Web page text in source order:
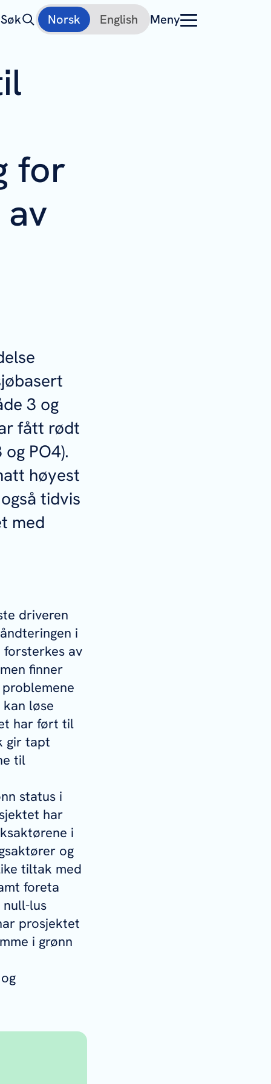
Søk Norsk English Meny
for
3 og
fått rødt
PO4).
høyest
tidvis
med
driveren
i
forsterkes av
finner
løse
har ført til
gir tapt
til
status i
har
i
og
tiltak med
foreta
null-lus
prosjektet
i grønn